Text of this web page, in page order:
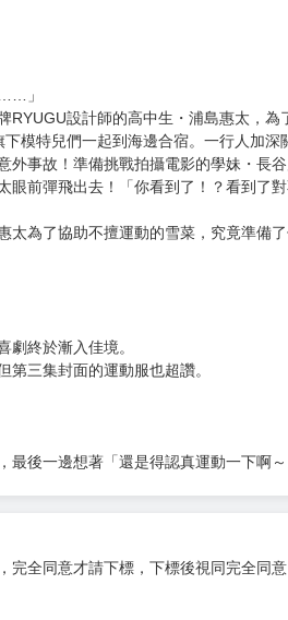
你看♪
命運將託付在這場約會上......!?
花間燈 x sune」搭檔所描繪出的衝擊新
而滑稽地描寫出花漾少女們的煩惱。身
女主角們面對內衣的真實情感與不加嬌
包覆住，是一部看著令人心暖的作品。
語十大力推薦！
」
RYUGU設計師的高中生・浦島惠太，為
下模特兒們一起到海邊合宿。一行人加深
眼前彈飛出去！「你看到了！？看到了對
太為了協助不擅運動的雪菜，究竟準備
劇終於漸入佳境。